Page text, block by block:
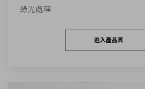
綠光處理
進入產品頁